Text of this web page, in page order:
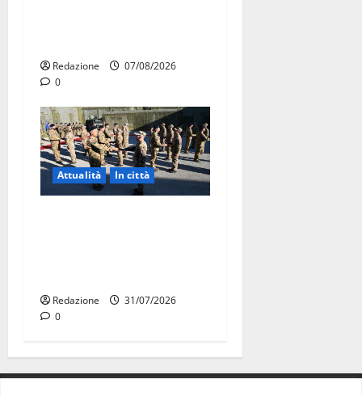
Redazione
07/08/2026
0
Attualità In città
Redazione
31/07/2026
0